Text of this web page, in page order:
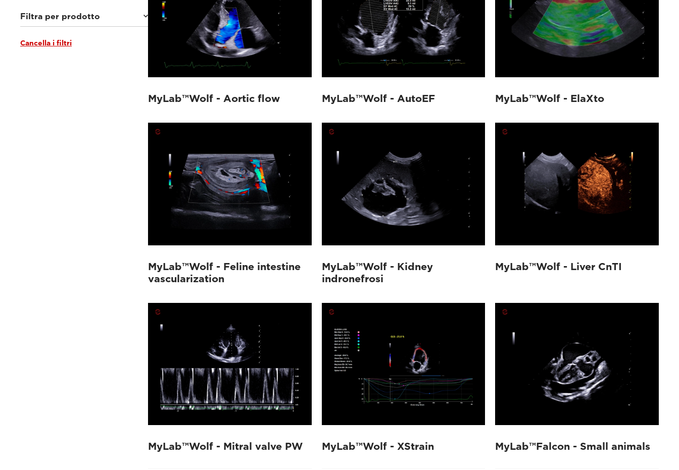
Filtra per prodotto
MyLab™Wolf
Cancella i filtri
MyLab™Wolf - Aortic flow MyLab™Wolf - AutoEF MyLab™Wolf - ElaXto
MyLab™Wolf - Feline intestine
vascularization
MyLab™Wolf - Kidney
indronefrosi
MyLab™Wolf - Liver CnTI
MyLab™Wolf - Mitral valve PW MyLab™Wolf - XStrain MyLab™Falcon - Small animals